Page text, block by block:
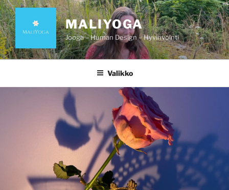
Siirry
sisältöön
MALIYOGA
Jooga – Human Design – Hyvinvointi
Valikko